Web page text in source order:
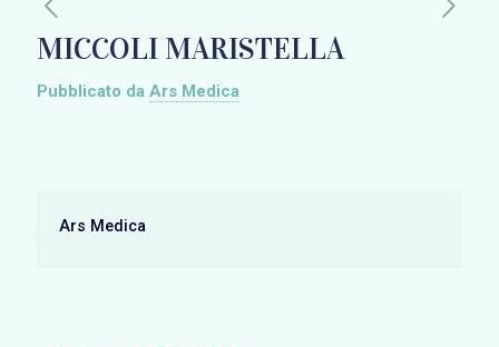
MICCOLI MARISTELLA
Pubblicato da Ars Medica
Ars Medica